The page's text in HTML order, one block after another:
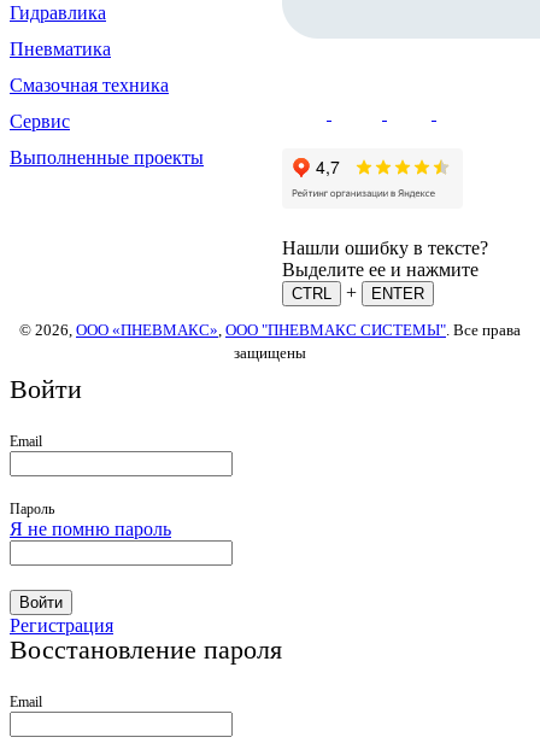
Гидравлика
Пневматика
Смазочная техника
Сервис
Выполненные проекты
Нашли ошибку в тексте?
Выделите ее и нажмите
CTRL +
ENTER
© 2026, ООО «ПНЕВМАКС» ООО "ПНЕВМАКС СИСТЕМЫ" . Все права
защищены
Войти
Email
Пароль
Я не помню пароль
Войти
Регистрация
Восстановление пароля
Email